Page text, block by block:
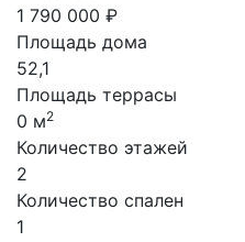
1 790 000 ₽
Площадь дома
52,1
Площадь террасы
0 м2
Количество этажей
2
Количество спален
1